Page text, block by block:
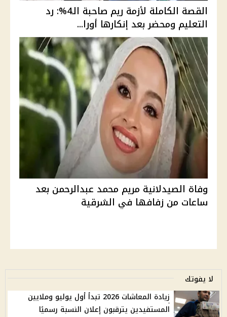
القصة الكاملة لأزمة ريم صاحبة الـ4%: رد
التعليم ومحضر بعد إنكارها أورا...
وفاة الصيدلانية مريم محمد عبدالرحمن بعد
ساعات من زفافها في الشرقية
لا يفوتك
زيادة المعاشات 2026 تبدأ أول يوليو وملايين
المستفيدين يترقبون إعلان النسبة رسميًا